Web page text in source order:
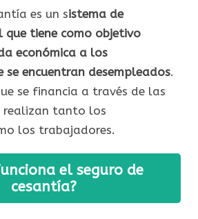
es un sistema de
que tiene como objetivo
económica a los
se encuentran desempleados.
se financia a través de las
realizan tanto los
los trabajadores.
el seguro de
cesantía?